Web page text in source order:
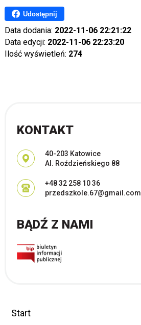
Udostępnij
Data dodania: 2022-11-06 22:21:22
Data edycji: 2022-11-06 22:23:20
Ilość wyświetleń: 274
KONTAKT
Adres pocztowy:
40-203 Katowice
Al. Roździeńskiego 88
+48 32 258 10 36
przedszkole.67@gmail.com
BĄDŹ Z NAMI
Start